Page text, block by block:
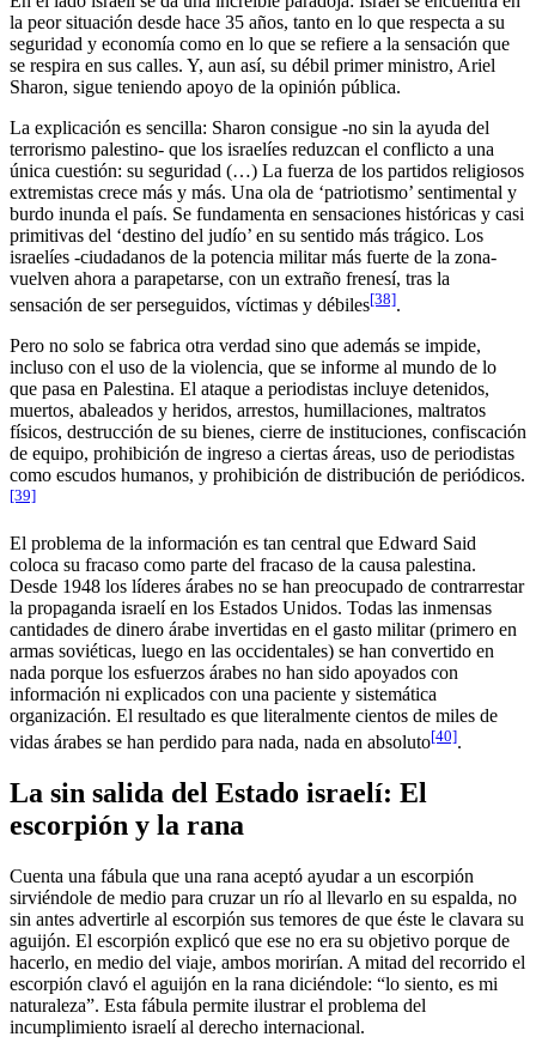
la peor situación desde hace 35 años, tanto en lo que respecta a su
seguridad y economía como en lo que se refiere a la sensación que
se respira en sus calles. Y, aun así, su débil primer ministro, Ariel
Sharon, sigue teniendo apoyo de la opinión pública.
La explicación es sencilla: Sharon consigue -no sin la ayuda del
terrorismo palestino- que los israelíes reduzcan el conflicto a una
única cuestión: su seguridad (…) La fuerza de los partidos religiosos
extremistas crece más y más. Una ola de ‘patriotismo’ sentimental y
burdo inunda el país. Se fundamenta en sensaciones históricas y casi
primitivas del ‘destino del judío’ en su sentido más trágico. Los
israelíes -ciudadanos de la potencia militar más fuerte de la zona-
vuelven ahora a parapetarse, con un extraño frenesí, tras la
sensación de ser perseguidos, víctimas y débiles[38].
Pero no solo se fabrica otra verdad sino que además se impide,
incluso con el uso de la violencia, que se informe al mundo de lo
que pasa en Palestina. El ataque a periodistas incluye detenidos,
muertos, abaleados y heridos, arrestos, humillaciones, maltratos
físicos, destrucción de su bienes, cierre de instituciones, confiscación
de equipo, prohibición de ingreso a ciertas áreas, uso de periodistas
como escudos humanos, y prohibición de distribución de periódicos.
[39]
El problema de la información es tan central que Edward Said
coloca su fracaso como parte del fracaso de la causa palestina.
Desde 1948 los líderes árabes no se han preocupado de contrarrestar
la propaganda israelí en los Estados Unidos. Todas las inmensas
cantidades de dinero árabe invertidas en el gasto militar (primero en
armas soviéticas, luego en las occidentales) se han convertido en
nada porque los esfuerzos árabes no han sido apoyados con
información ni explicados con una paciente y sistemática
organización. El resultado es que literalmente cientos de miles de
vidas árabes se han perdido para nada, nada en absoluto[40].
La sin salida del Estado israelí: El
escorpión y la rana
Cuenta una fábula que una rana aceptó ayudar a un escorpión
sirviéndole de medio para cruzar un río al llevarlo en su espalda, no
sin antes advertirle al escorpión sus temores de que éste le clavara su
aguijón. El escorpión explicó que ese no era su objetivo porque de
hacerlo, en medio del viaje, ambos morirían. A mitad del recorrido el
escorpión clavó el aguijón en la rana diciéndole: “lo siento, es mi
naturaleza”. Esta fábula permite ilustrar el problema del
incumplimiento israelí al derecho internacional.